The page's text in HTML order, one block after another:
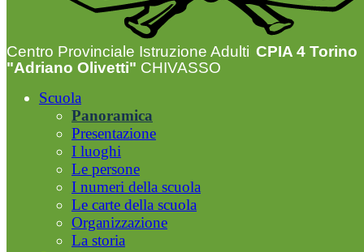
Centro Provinciale Istruzione Adulti CPIA 4 Torino
"Adriano Olivetti" CHIVASSO
Scuola
Panoramica
Presentazione
I luoghi
Le persone
I numeri della scuola
Le carte della scuola
Organizzazione
La storia